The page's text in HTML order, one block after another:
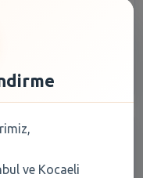
ve Kocaeli